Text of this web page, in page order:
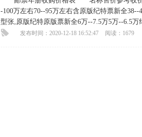
-100万左右70--95万左右含原版纪特票新全38--
型张,原版纪特原版票新全6万--7.5万5万--6.5万
发布时间：2020-12-18 16:52:47 阅读：1679